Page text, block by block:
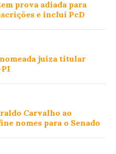
prova adiada para
e inclui PcD
juíza titular
PI
Carvalho ao
nomes para o Senado